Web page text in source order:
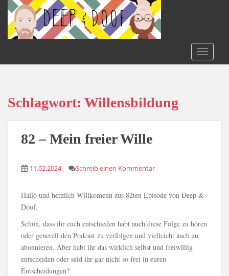
o
Schlagwort: Willensbildung
82 – Mein freier Wille
11.02.2024 Schreib einen Kommentar
Hallo und herzlich Willkomenn zur 82ten Episode von Deep &
Doof.
Schön, dass ihr euch entschieden habt auch diese Folge zu hören
oder generell den Podcast zu verfolgen und vielleicht auch zu
abonnieren. Aber habt ihr das wirklich selbst und freiwlllig
entscheiden oder seid ihr gar nicht so frei in euren
Entscheidungen?